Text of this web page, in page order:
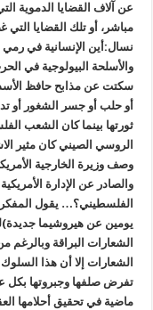
عن آلاف القضايا الدموية
مباشر، أو تلك القضايا
نسال:أين الإنسانية في رمي
والأسلحة البيولوجية في
سكتت عن مذابح حافظ
أو حلب أو جسر الشغور أو
ثورتها بينما كان الشعب
الروسي الصيني كان مثير
وصف وزيرة الخارجية
والصادر عن الإدارة
الفلسطيني؟… يقول
يومين عن هيروشيما
الشعارات البراقة وبالرغم
الشعارات إلا أن هذا
تفرض صلفها وجبروتها بكل
ماضية في تحقيق أحلامها